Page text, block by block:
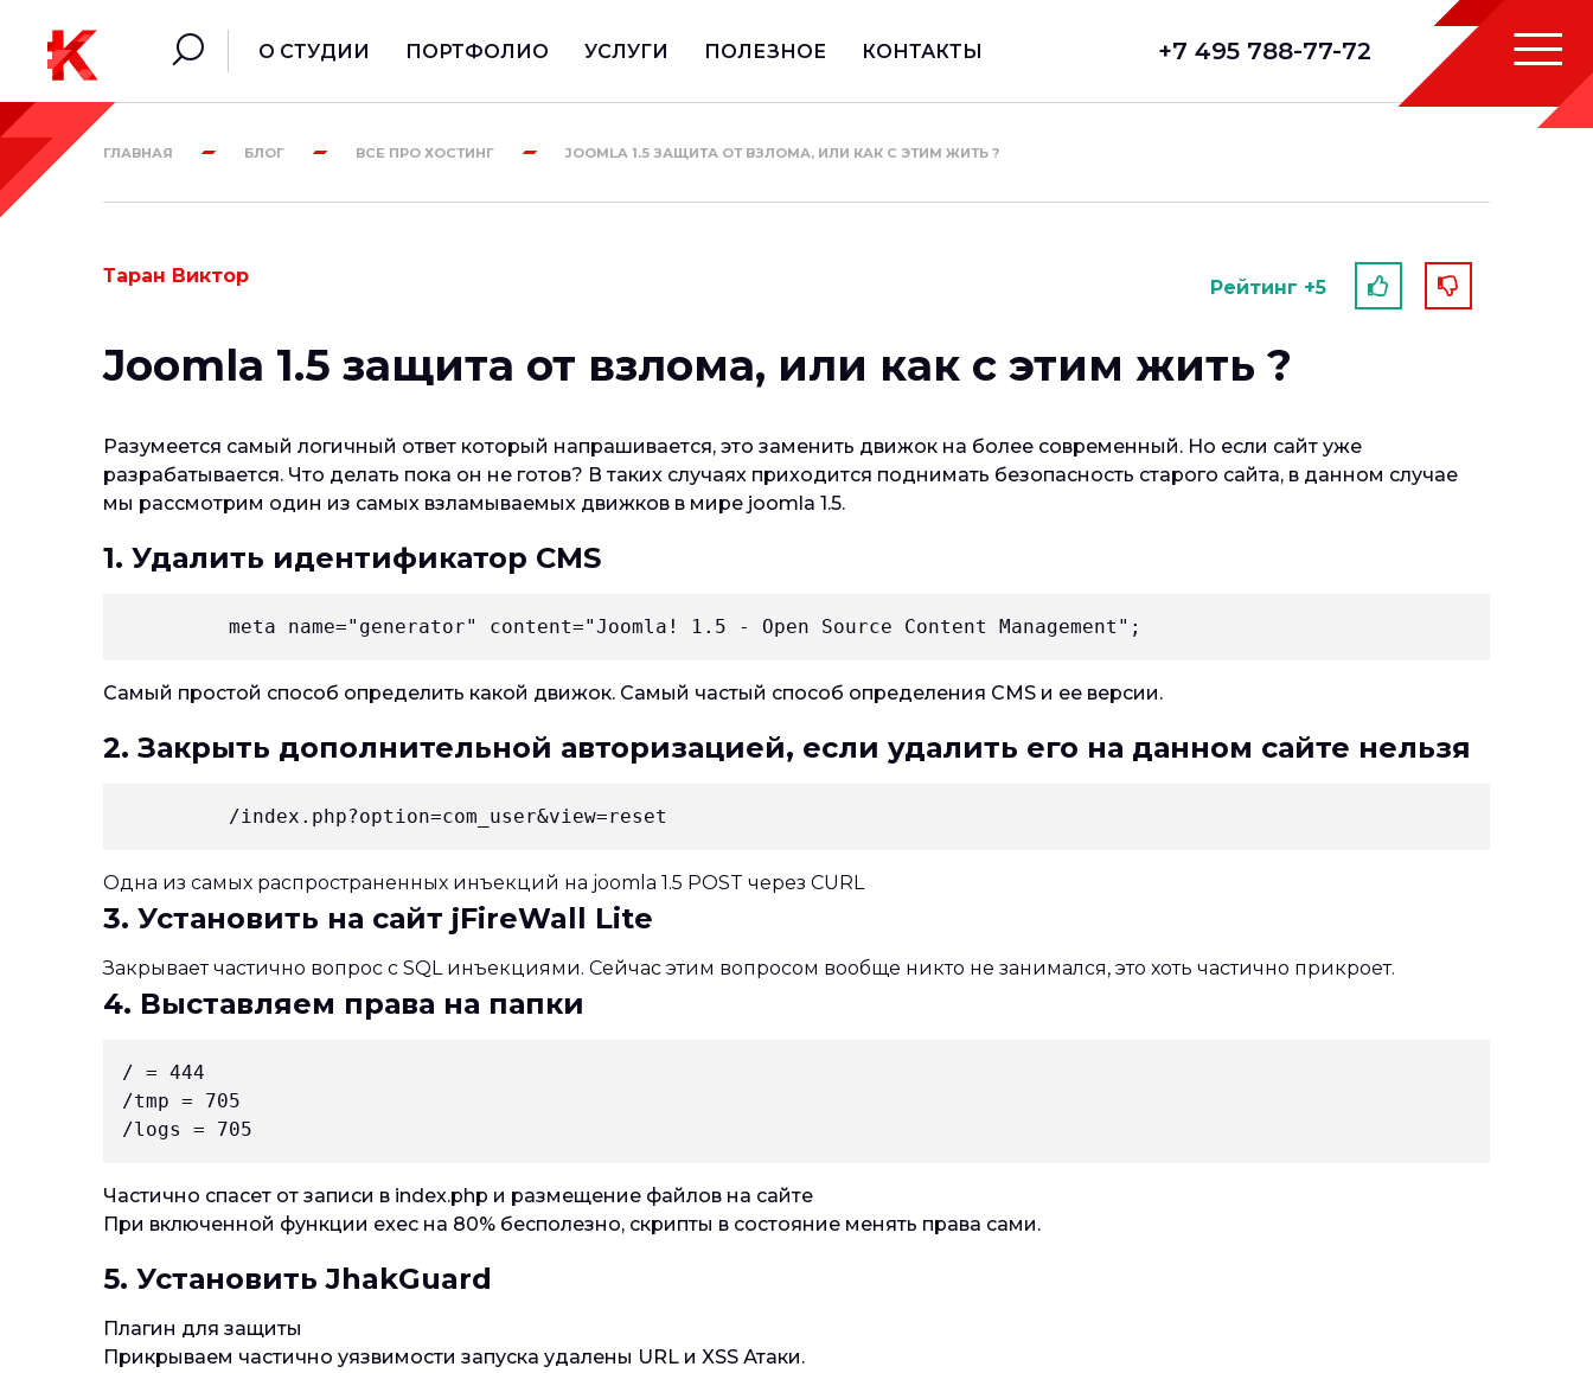
О СТУДИИ ПОРТФОЛИО УСЛУГИ ПОЛЕЗНОЕ КОНТАКТЫ +7 495 788-77-72
ГЛАВНАЯ БЛОГ ВСЕ ПРО ХОСТИНГ JOOMLA 1.5 ЗАЩИТА ОТ ВЗЛОМА, ИЛИ КАК С ЭТИМ ЖИТЬ ?
Таран Виктор
Рейтинг +5
Joomla 1.5 защита от взлома, или как с этим жить ?
Разумеется самый логичный ответ который напрашивается, это заменить движок на более современный. Но если сайт уже
разрабатывается. Что делать пока он не готов? В таких случаях приходится поднимать безопасность старого сайта, в данном случае
мы рассмотрим один из самых взламываемых движков в мире joomla 1.5.
1. Удалить идентификатор CMS
Самый простой способ определить какой движок. Самый частый способ определения CMS и ее версии.
2. Закрыть дополнительной авторизацией, если удалить его на данном сайте нельзя
Одна из самых распространенных инъекций на joomla 1.5 POST через CURL
3. Установить на сайт jFireWall Lite
Закрывает частично вопрос с SQL инъекциями. Сейчас этим вопросом вообще никто не занимался, это хоть частично прикроет.
4. Выставляем права на папки
/ = 444
/tmp = 705
Частично спасет от записи в index.php и размещение файлов на сайте
При включенной функции exec на 80% бесполезно, скрипты в состояние менять права сами.
5. Установить JhakGuard
Плагин для защиты
Прикрываем частично уязвимости запуска удалены URL и XSS Атаки.